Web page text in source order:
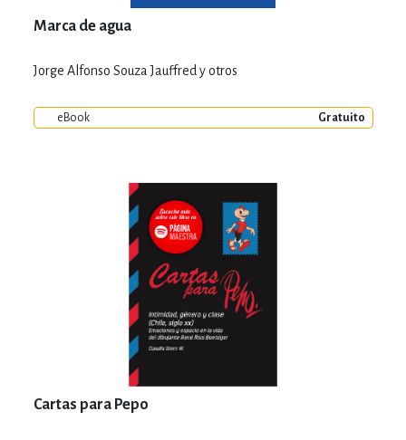
Marca de agua
Jorge Alfonso Souza Jauffred y otros
eBook Gratuito
Cartas para Pepo